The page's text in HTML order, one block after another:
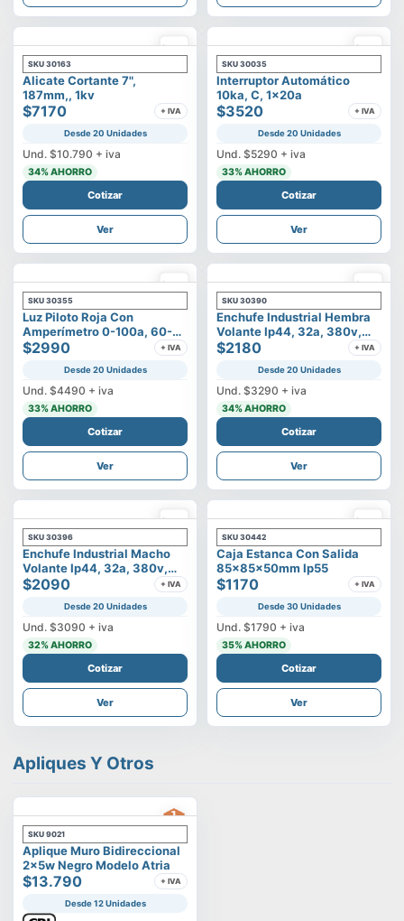
SKU 30163
Alicate Cortante 7",
187mm,, 1kv
$7170 + IVA
Desde 20 Unidades
Und. $10.790 + iva
34% AHORRO
Cotizar
Ver
SKU 30035
Interruptor Automático
10ka, C, 1x20a
$3520 + IVA
Desde 20 Unidades
Und. $5290 + iva
33% AHORRO
Cotizar
Ver
SKU 30355
Luz Piloto Roja Con
Amperímetro 0-100a, 60-
500v
$2990 + IVA
Desde 20 Unidades
Und. $4490 + iva
33% AHORRO
Cotizar
Ver
SKU 30390
Enchufe Industrial Hembra
Volante Ip44, 32a, 380v,
3p+t
$2180 + IVA
Desde 20 Unidades
Und. $3290 + iva
34% AHORRO
Cotizar
Ver
SKU 30396
Enchufe Industrial Macho
Volante Ip44, 32a, 380v,
3p+t
$2090 + IVA
Desde 20 Unidades
Und. $3090 + iva
32% AHORRO
Cotizar
Ver
SKU 30442
Caja Estanca Con Salida
85x85x50mm Ip55
$1170 + IVA
Desde 30 Unidades
Und. $1790 + iva
35% AHORRO
Cotizar
Ver
Apliques Y Otros
SKU 9021
Aplique Muro Bidireccional
2x5w Negro Modelo Atria
$13.790 + IVA
Desde 12 Unidades